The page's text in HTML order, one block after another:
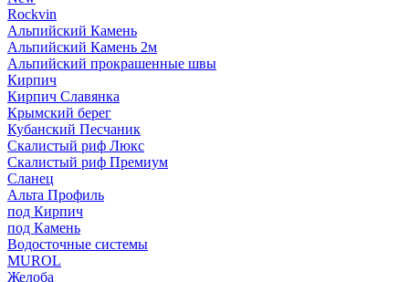
Rockvin
Альпийский Камень
Альпийский Камень 2м
Альпийский прокрашенные швы
Кирпич
Кирпич Славянка
Крымский берег
Кубанский Песчаник
Скалистый риф Люкс
Скалистый риф Премиум
Сланец
Альта Профиль
под Кирпич
под Камень
Водосточные системы
MUROL
Желоба